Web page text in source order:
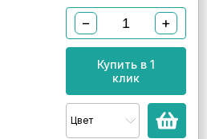
− +
Купить в 1
клик
Цвет